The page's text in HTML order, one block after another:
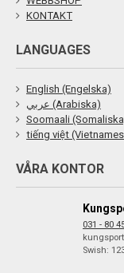
KONTAKT
LANGUAGES
English (Engelska)
عربي (Arabiska)
Soomaali
tiếng việt
VÅRA KONTOR
031 - 80
Swish: